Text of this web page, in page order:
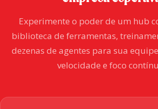
Experimente o poder de um hub
biblioteca de ferramentas,
dezenas de agentes para sua
velocidade e foco